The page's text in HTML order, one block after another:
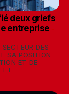
deux griefs
entreprise
DES
SA POSITION
ET DE
ET